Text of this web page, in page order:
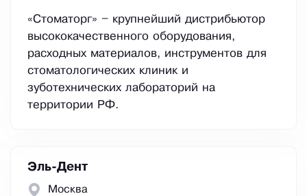
«Стоматорг» – крупнейший дистрибьютор
высококачественного оборудования,
расходных материалов, инструментов для
стоматологических клиник и
зуботехнических лабораторий на
территории РФ.
Эль-Дент
Москва